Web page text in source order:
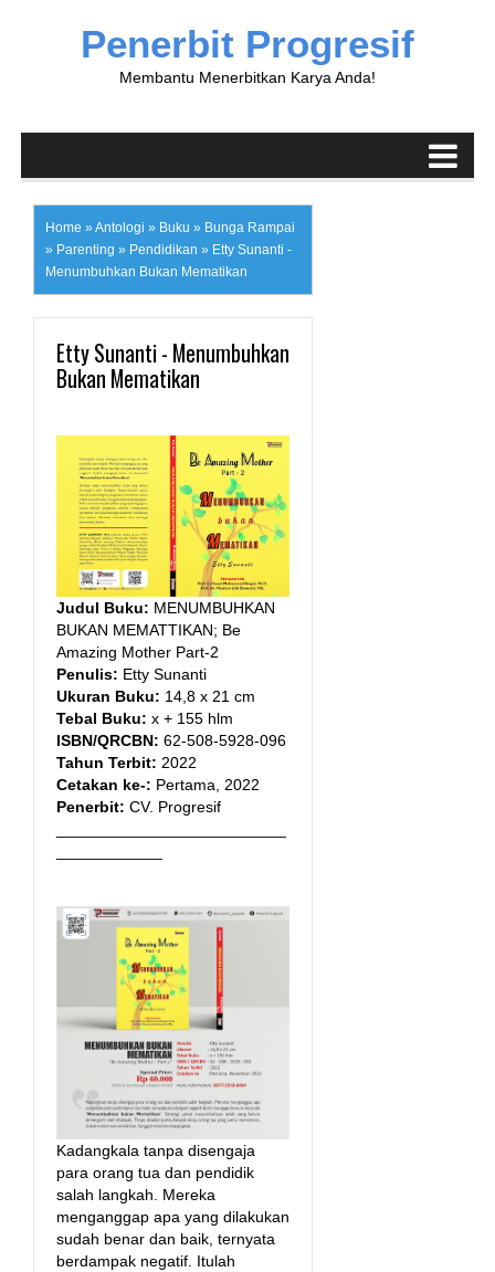
Penerbit Progresif
Membantu Menerbitkan Karya Anda!
Home » Antologi » Buku » Bunga Rampai
» Parenting » Pendidikan » Etty Sunanti -
Menumbuhkan Bukan Mematikan
Etty Sunanti - Menumbuhkan
Bukan Mematikan
Judul Buku: MENUMBUHKAN
BUKAN MEMATTIKAN; Be
Amazing Mother Part-2
Penulis: Etty Sunanti
Ukuran Buku: 14,8 x 21 cm
Tebal Buku: x + 155 hlm
ISBN/QRCBN: 62-508-5928-096
Tahun Terbit: 2022
Cetakan ke-: Pertama, 2022
Penerbit: CV. Progresif
Kadangkala tanpa disengaja
para orang tua dan pendidik
salah langkah. Mereka
menganggap apa yang dilakukan
sudah benar dan baik, ternyata
berdampak negatif. Itulah